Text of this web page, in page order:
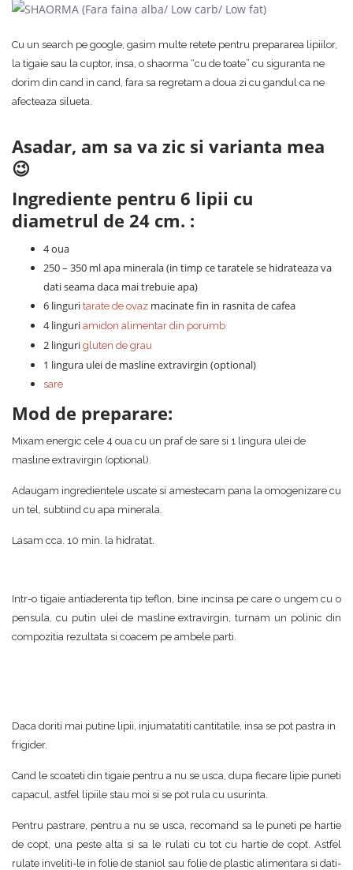
Cu un search pe google, gasim multe retete pentru prepararea lipiilor,
la tigaie sau la cuptor, insa, o shaorma “cu de toate” cu siguranta ne
dorim din cand in cand, fara sa regretam a doua zi cu gandul ca ne
afecteaza silueta.
Asadar, am sa va zic si varianta mea
😉
Ingrediente pentru 6 lipii cu
diametrul de 24 cm. :
4 oua
250 – 350 ml apa minerala (in timp ce taratele se hidrateaza va
dati seama daca mai trebuie apa)
6 linguri tarate de ovaz macinate fin in rasnita de cafea
4 linguri amidon alimentar din porumb
2 linguri gluten de grau
1 lingura ulei de masline extravirgin (optional)
sare
Mod de preparare:
Mixam energic cele 4 oua cu un praf de sare si 1 lingura ulei de
masline extravirgin (optional).
Adaugam ingredientele uscate si amestecam pana la omogenizare cu
un tel, subtiind cu apa minerala.
Lasam cca. 10 min. la hidratat.
Intr-o tigaie antiaderenta tip teflon, bine incinsa pe care o ungem cu o
pensula, cu putin ulei de masline extravirgin, turnam un polinic din
compozitia rezultata si coacem pe ambele parti.
Daca doriti mai putine lipii, injumatatiti cantitatile, insa se pot pastra in
frigider.
Cand le scoateti din tigaie pentru a nu se usca, dupa fiecare lipie puneti
capacul, astfel lipiile stau moi si se pot rula cu usurinta.
Pentru pastrare, pentru a nu se usca, recomand sa le puneti pe hartie
de copt, una peste alta si sa le rulati cu tot cu hartie de copt. Astfel
rulate inveliti-le in folie de staniol sau folie de plastic alimentara si dati-